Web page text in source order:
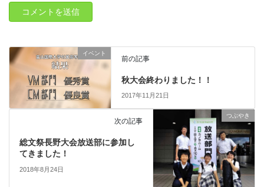
イベント
前の記事
秋大会終わりました！！
2017年11月21日
つぶやき
次の記事
総文祭長野大会放送部に参加し
てきました！
2018年8月24日